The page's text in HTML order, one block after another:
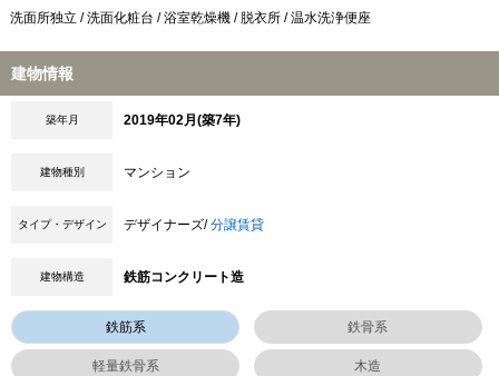
洗面所独立 / 洗面化粧台 / 浴室乾燥機 / 脱衣所 / 温水洗浄便座
建物情報
築年月 2019年02月(築7年)
建物種別 マンション
タイプ・デザイン デザイナーズ/分譲賃貸
建物構造 鉄筋コンクリート造
鉄筋系 鉄骨系
軽量鉄骨系 木造